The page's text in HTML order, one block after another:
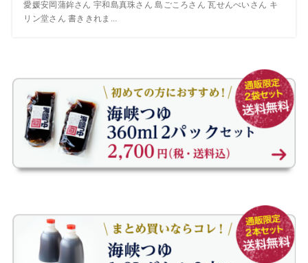
愛媛安岡蒲鉾さん 宇和島真珠さん 島ごころさん 瓦せんべいさん キ
リン堂さん 書ききれま...